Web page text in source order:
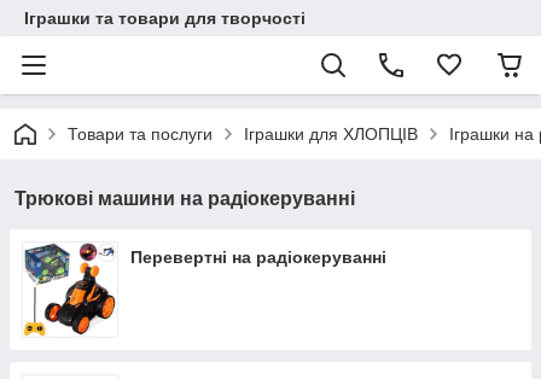
Іграшки та товари для творчості
Товари та послуги Іграшки для ХЛОПЦІВ Іграшки на
Трюкові машини на радіокеруванні
Перевертні на радіокеруванні